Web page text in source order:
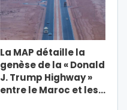
La MAP détaille la
genèse de la « Donald
J. Trump Highway »
entre le Maroc et les…